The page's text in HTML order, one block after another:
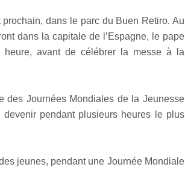
dans le parc du Buen Retiro. Au
dans la capitale de l’Espagne, le pape
heure, avant de célébrer la messe à la
des Journées Mondiales de la Jeunesse
pendant plusieurs heures le plus
jeunes, pendant une Journée Mondiale